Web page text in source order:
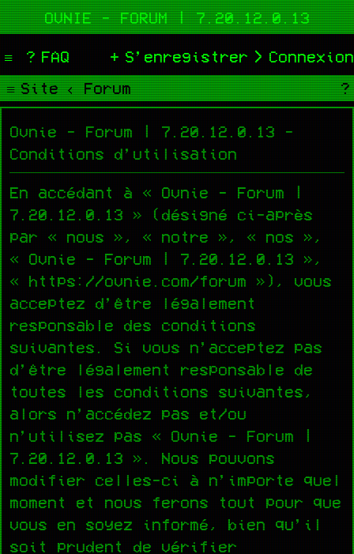
OVNIE - FORUM | 7.20.12.0.13
FAQ Connexion
S’enregistrer
Site Forum
Ovnie - Forum | 7.20.12.0.13 -
Conditions d’utilisation
En accédant à « Ovnie - Forum |
7.20.12.0.13 » (désigné ci-après
par « nous », « notre », « nos »,
« Ovnie - Forum | 7.20.12.0.13 »,
« https://ovnie.com/forum »), vous
acceptez d’être légalement
responsable des conditions
suivantes. Si vous n’acceptez pas
d’être légalement responsable de
toutes les conditions suivantes,
alors n’accédez pas et/ou
n’utilisez pas « Ovnie - Forum |
7.20.12.0.13 ». Nous pouvons
modifier celles-ci à n’importe quel
moment et nous ferons tout pour que
vous en soyez informé, bien qu’il
soit prudent de vérifier